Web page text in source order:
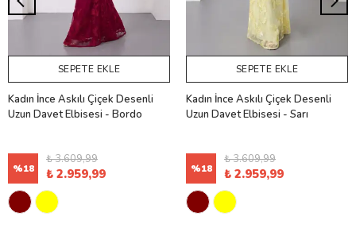
SEPETE EKLE
Kadın İnce Askılı Çiçek Desenli
Uzun Davet Elbisesi - Bordo
%18
₺ 3.609,99
₺ 2.959,99
SEPETE EKLE
Kadın İnce Askılı Çiçek Desenli
Uzun Davet Elbisesi - Sarı
%18
₺ 3.609,99
₺ 2.959,99